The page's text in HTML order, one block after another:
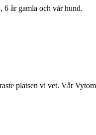
6 år gamla och vår hund.
platsen vi vet. Vår